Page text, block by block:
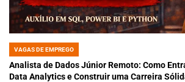
POSTED
IN
VAGAS DE EMPREGO
Analista de Dados Júnior Remoto: Como
Data Analytics e Construir uma Carreira